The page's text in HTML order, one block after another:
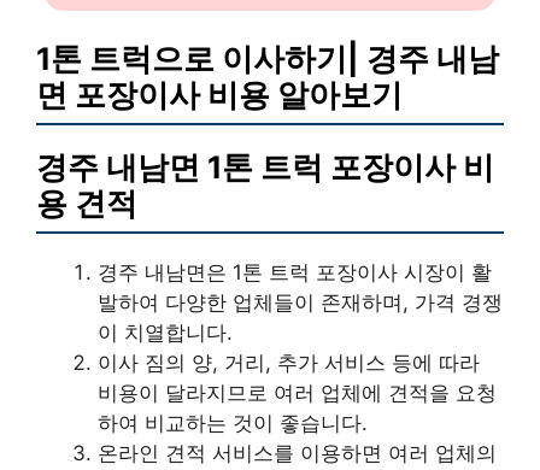
1톤 트럭으로 이사하기| 경주 내남
면 포장이사 비용 알아보기
경주 내남면 1톤 트럭 포장이사 비
용 견적
경주 내남면은 1톤 트럭 포장이사 시장이 활
발하여 다양한 업체들이 존재하며, 가격 경쟁
이 치열합니다.
이사 짐의 양, 거리, 추가 서비스 등에 따라
비용이 달라지므로 여러 업체에 견적을 요청
하여 비교하는 것이 좋습니다.
온라인 견적 서비스를 이용하면 여러 업체의